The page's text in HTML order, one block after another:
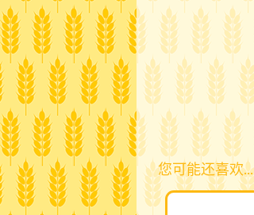
您可能还喜欢…